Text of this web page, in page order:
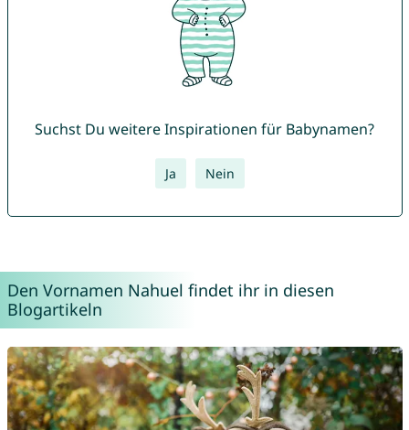
Suchst Du weitere Inspirationen für Babynamen?
Ja Nein
Den Vornamen Nahuel findet ihr in diesen
Blogartikeln